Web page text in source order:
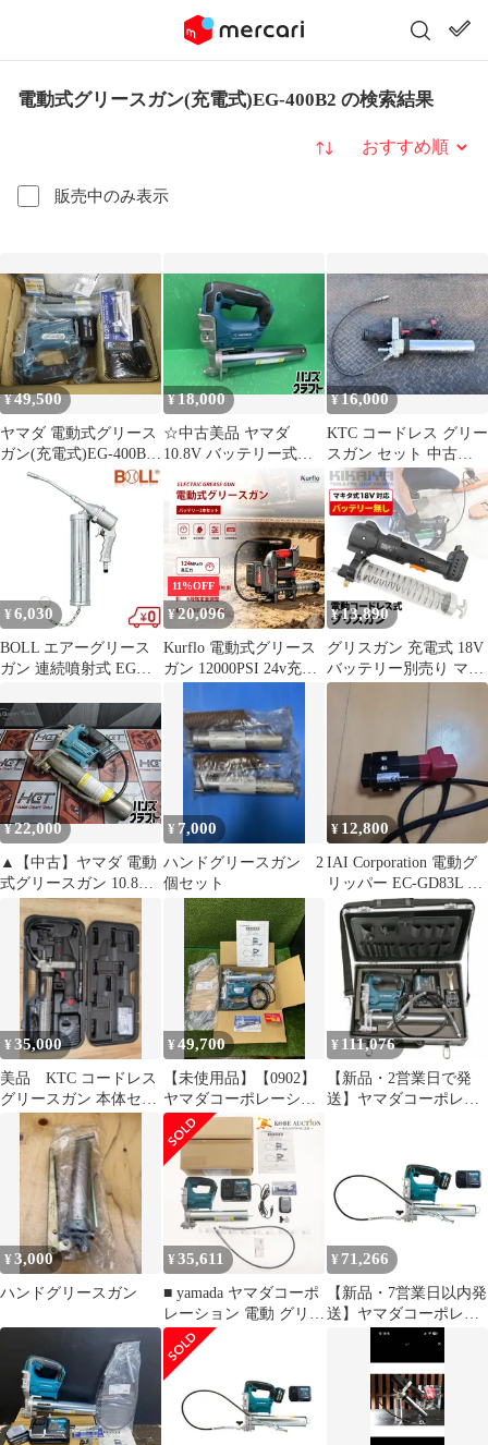
電動式グリースガン(充電式)EG-400B2 の検索結果
販売中のみ表示
並び替え
¥49,500
ヤマダ 電動式グリース
ガン(充電式)EG-400B2
EG400B2 グリースアッ
プ作業に！ 未使用 箱汚
れ 中古品扱い
¥18,000
☆中古美品 ヤマダ
10.8V バッテリー式グ
リースガン EG-400B2
本体のみ 通電確認済み
YAMADA
¥16,000
KTC コードレス グリー
スガン セット 中古
JTAE911 充電器なし
¥ 6,030
BOLL エアーグリース
ガン 連続噴射式 EGG-
ーツール
11%OFF
¥20,096
Kurflo 電動式グリース
ガン 12000PSI 24v充電
ードレス 無段階変速調
節 600CC カートリッジ
(蛇腹タイプ)【バッテ
リー1個】
¥13,890
グリスガン 充電式 18V
バッテリー別売り マキ
タ式 コードレス 電動
グリース グリスアップ
¥22,000
▲【中古】ヤマダ 電動
式グリースガン 10.8V
EG-400B2 バッテリー
付き 400g蛇腹式カート
リッジ yamada【ハンズ
クラフト飯塚店】【中
古】
¥ 7,000
ハンドグリースガン 2
個セット
¥ 12,800
IAI Corporation 電動グ
リッパー EC-GD83L 本
¥35,000
美品 KTC コードレス
グリースガン 本体セッ
¥49,700
【未使用品】【0902】
ヤマダコーポレーショ
ン 電動式グリースガン
EG-400A2 EG-400A2
ITSVOIOUZWOA
¥ 111,076
【新品・2営業日で発
送】ヤマダコーポレー
ース付)EG-400B-2C
(EG400B2C 8009)
¥3,000
ハンドグリースガン
¥35,611
■ yamada ヤマダコーポ
レーション 電動 グリー
スガン EG-400B2 充電
式バッテリー仕様 工具
高吐出量 高吐出圧 箱
付属品付き 未使用
¥ 71,266
【新品・7営業日以内発
送】ヤマダコーポレー
ション EG-400B2 電動
EG400B2【沖縄離島販
売不可】